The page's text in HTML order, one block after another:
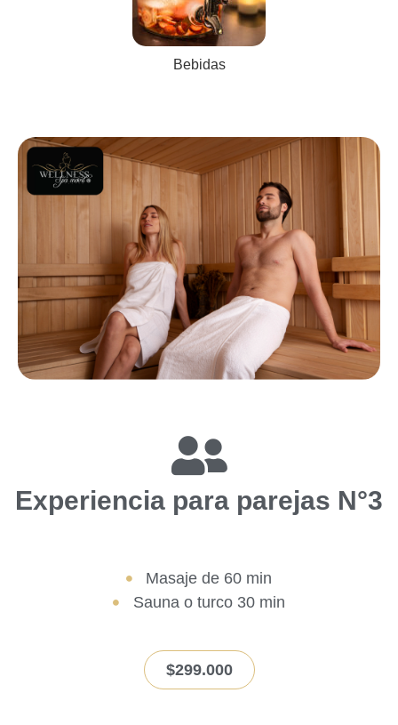
Bebidas
Experiencia para parejas N°3
Masaje de 60 min
Sauna o turco 30 min
$299.000